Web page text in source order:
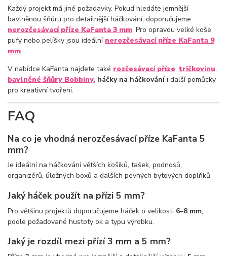
Každý projekt má jiné požadavky. Pokud hledáte jemnější
bavlněnou šňůru pro detailnější háčkování, doporučujeme
nerozčesávací příze KaFanta 3 mm. Pro opravdu velké koše,
pufy nebo pelíšky jsou ideální nerozčesávací příze KaFanta 9
mm.
V nabídce KaFanta najdete také rozčesávací příze, tričkovinu,
bavlněné šňůry Bobbiny, háčky na háčkováníi další pomůcky
pro kreativní tvoření.
FAQ
Na co je vhodná nerozčesávací příze KaFanta 5
mm?
Je ideální na háčkování větších košíků, tašek, podnosů,
organizérů, úložných boxů a dalších pevných bytových doplňků.
Jaký háček použít na přízi 5 mm?
Pro většinu projektů doporučujeme háček o velikosti 6–8 mm,
podle požadované hustoty ok a typu výrobku.
Jaký je rozdíl mezi přízí 3 mm a 5 mm?